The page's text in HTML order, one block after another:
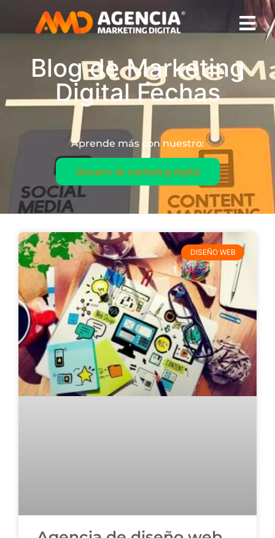
Blog de Marketing
Digital Fechas
Aprende más con nuestro:
Glosario de marketing digital
DISEÑO WEB